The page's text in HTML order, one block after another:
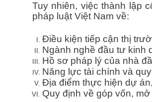
Tuy nhiên, việc thành lập
pháp luật Việt Nam về:
Điều kiện tiếp cận thị
Ngành nghề đầu tư kinh
Hồ sơ pháp lý của nhà
Năng lực tài chính và
Địa điểm thực hiện dự
Quy định về góp vốn,